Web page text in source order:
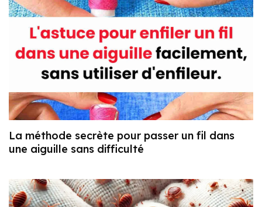
La méthode secrète pour passer un fil dans
une aiguille sans difficulté